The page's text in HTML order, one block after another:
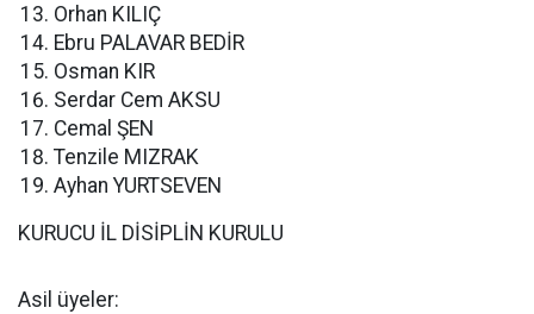
Orhan KILIÇ
Ebru PALAVAR BEDİR
Osman KIR
Serdar Cem AKSU
Cemal ŞEN
Tenzile MIZRAK
Ayhan YURTSEVEN
KURUCU İL DİSİPLİN KURULU
Asil üyeler: